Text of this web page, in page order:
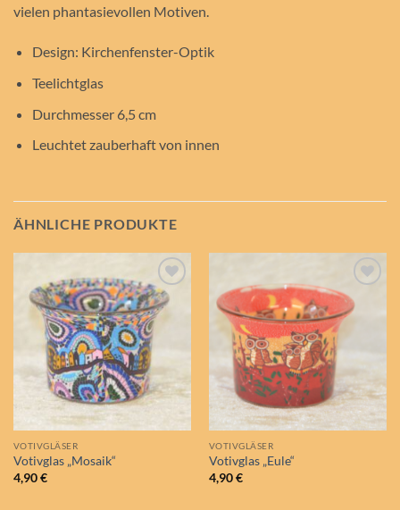
vielen phantasievollen Motiven.
Design: Kirchenfenster-Optik
Teelichtglas
Durchmesser 6,5 cm
Leuchtet zauberhaft von innen
ÄHNLICHE PRODUKTE
Auf die
Wunschliste
VOTIVGLÄSER
Votivglas „Mosaik“
4,90€
Auf die
Wunschliste
VOTIVGLÄSER
Votivglas „Eule“
4,90€